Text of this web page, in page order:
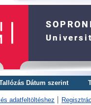
Dátum szerint
adatfeltöltéshez